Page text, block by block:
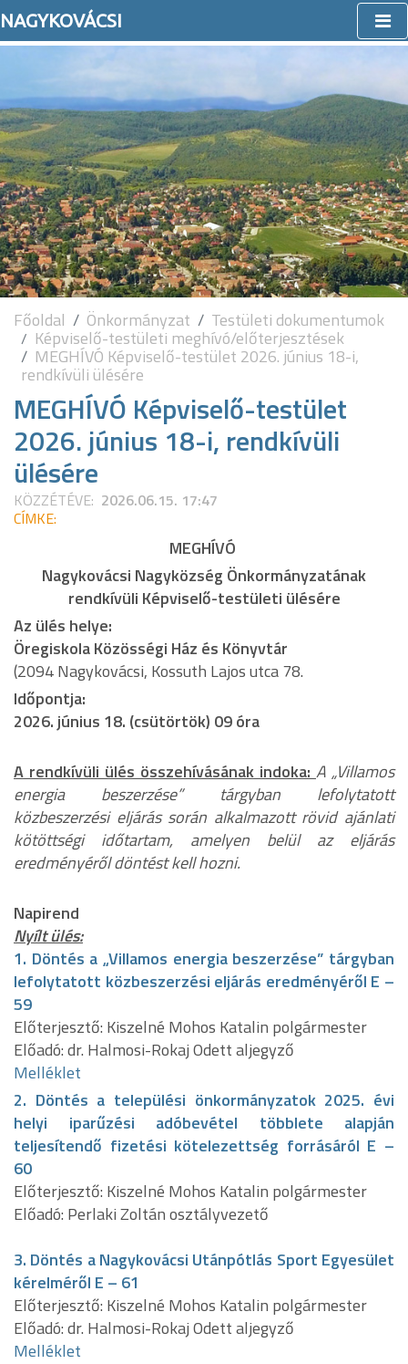
NAGYKOVÁCSI
Főoldal Önkormányzat Testületi dokumentumok
Képviselő-testületi meghívó/előterjesztések
MEGHÍVÓ Képviselő-testület 2026. június 18-i,
rendkívüli ülésére
MEGHÍVÓ Képviselő-testület
2026. június 18-i, rendkívüli
ülésére
KÖZZÉTÉVE: 2026.06.15. 17:47
CÍMKE:
MEGHÍVÓ
Nagykovácsi Nagyközség Önkormányzatának
rendkívüli Képviselő-testületi ülésére
Az ülés helye:
Öregiskola Közösségi Ház és Könyvtár
(2094 Nagykovácsi, Kossuth Lajos utca 78.
Időpontja:
2026. június 18. (csütörtök) 09 óra
A rendkívüli ülés összehívásának indoka: A „Villamos
energia beszerzése” tárgyban lefolytatott
közbeszerzési eljárás során alkalmazott rövid ajánlati
kötöttségi időtartam, amelyen belül az eljárás
eredményéről döntést kell hozni.
Napirend
Nyílt ülés:
1. Döntés a „Villamos energia beszerzése” tárgyban
lefolytatott közbeszerzési eljárás eredményéről E –
59
Előterjesztő: Kiszelné Mohos Katalin polgármester
Előadó: dr. Halmosi-Rokaj Odett aljegyző
Melléklet
2. Döntés a települési önkormányzatok 2025. évi
helyi iparűzési adóbevétel többlete alapján
teljesítendő fizetési kötelezettség forrásáról E –
60
Előterjesztő: Kiszelné Mohos Katalin polgármester
Előadó: Perlaki Zoltán osztályvezető
3. Döntés a Nagykovácsi Utánpótlás Sport Egyesület
kérelméről E – 61
Előterjesztő: Kiszelné Mohos Katalin polgármester
Előadó: dr. Halmosi-Rokaj Odett aljegyző
Melléklet